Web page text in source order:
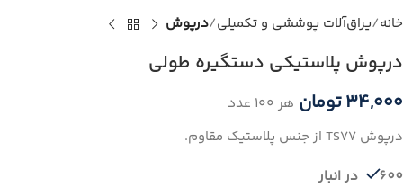
خانه یراق‌آلات پوششی و تکمیلی درپوش
درپوش پلاستیکی دستگیره طولی
۳۴,۰۰۰تومان هر ۱۰۰ عدد
درپوش TS77 از جنس پلاستیک مقاوم.
600 در انبار